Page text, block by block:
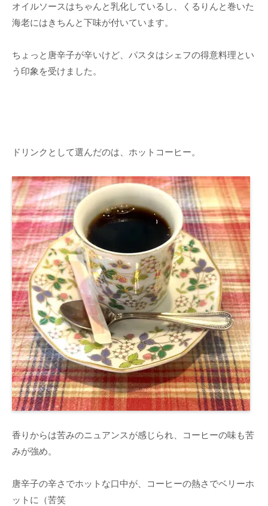
オイルソースはちゃんと乳化しているし、くるりんと巻いた
海老にはきちんと下味が付いています。
ちょっと唐辛子が辛いけど、パスタはシェフの得意料理とい
う印象を受けました。
ドリンクとして選んだのは、ホットコーヒー。
香りからは苦みのニュアンスが感じられ、コーヒーの味も苦
みが強め。
唐辛子の辛さでホットな口中が、コーヒーの熱さでベリーホ
ットに（苦笑